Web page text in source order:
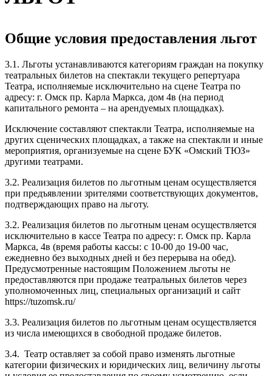
Общие условия предоставления льгот
3.1. Льготы устанавливаются категориям граждан на покупку
театральных билетов на спектакли текущего репертуара
Театра, исполняемые исключительно на сцене Театра по
адресу: г. Омск пр. Карла Маркса, дом 4в (на период
капитального ремонта – на арендуемых площадках).
Исключение составляют спектакли Театра, исполняемые на
других сценических площадках, а также на спектакли и иные
мероприятия, организуемые на сцене БУК «Омский ТЮЗ»
другими театрами.
3.2. Реализация билетов по льготным ценам осуществляется
при предъявлении зрителями соответствующих документов,
подтверждающих право на льготу.
3.2. Реализация билетов по льготным ценам осуществляется
исключительно в кассе Театра по адресу: г. Омск пр. Карла
Маркса, 4в (время работы кассы: с 10-00 до 19-00 час,
ежедневно без выходных дней и без перерыва на обед).
Предусмотренные настоящим Положением льготы не
предоставляются при продаже театральных билетов через
уполномоченных лиц, специальных организаций и сайт
https://tuzomsk.ru/
3.3. Реализация билетов по льготным ценам осуществляется
из числа имеющихся в свободной продаже билетов.
3.4. Театр оставляет за собой право изменять льготные
категории физических и юридических лиц, величину льготы